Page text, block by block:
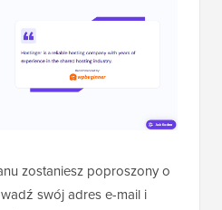
zostaniesz poproszony o
swój adres e-mail i